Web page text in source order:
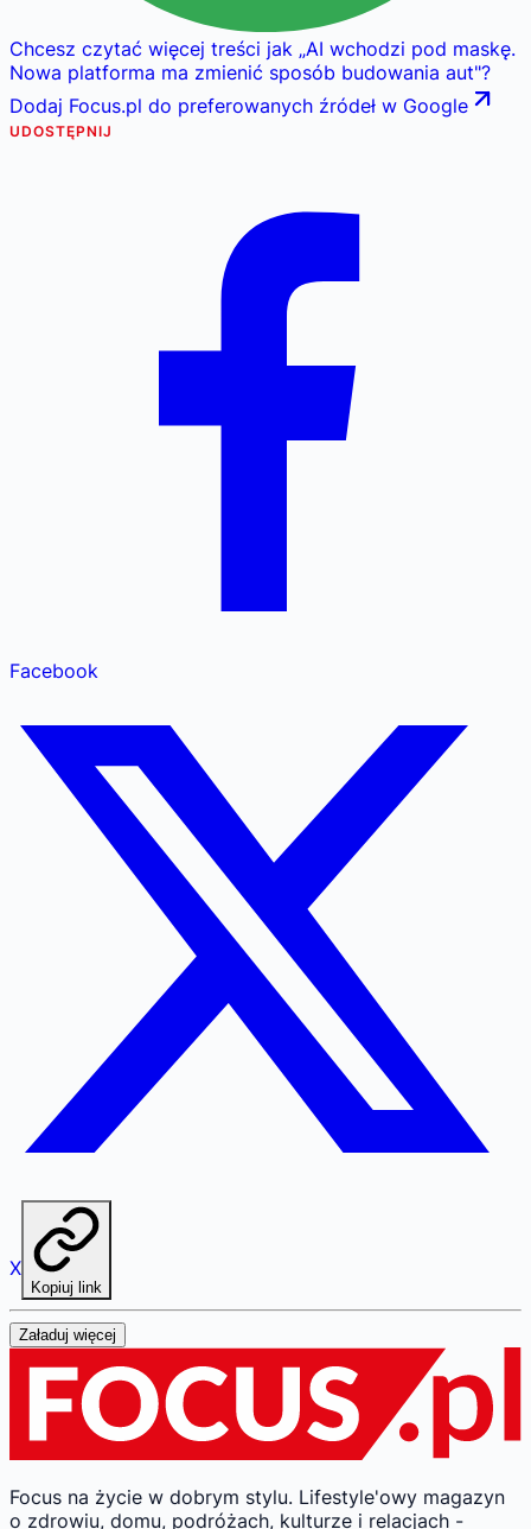
Chcesz czytać więcej treści jak „AI wchodzi pod maskę.
Nowa platforma ma zmienić sposób budowania aut"?
Dodaj Focus.pl do preferowanych źródeł w Google
UDOSTĘPNIJ
Facebook
X
Kopiuj link
Załaduj więcej
Focus na życie w dobrym stylu. Lifestyle'owy magazyn
o zdrowiu, domu, podróżach, kulturze i relacjach -